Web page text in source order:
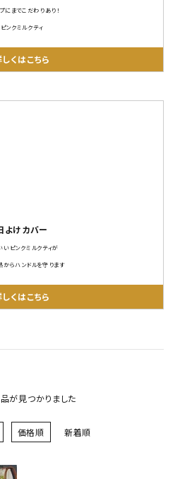
にまでこだわりあり！
ピンクミルクティ
くはこちら
よけカバー
いピンクミルクティが
からハンドルを守ります
くはこちら
が見つかりました
価格順 新着順